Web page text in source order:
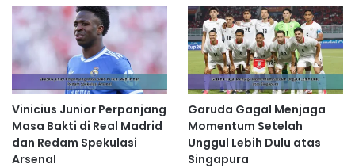
Vinicius Junior Perpanjang
Masa Bakti di Real Madrid
dan Redam Spekulasi
Arsenal
Garuda Gagal Menjaga
Momentum Setelah
Unggul Lebih Dulu atas
Singapura